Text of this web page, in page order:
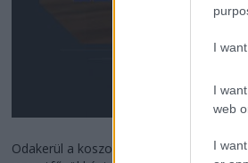
I
I
web
I
Odakerül a koszorú Kubica, Ye és